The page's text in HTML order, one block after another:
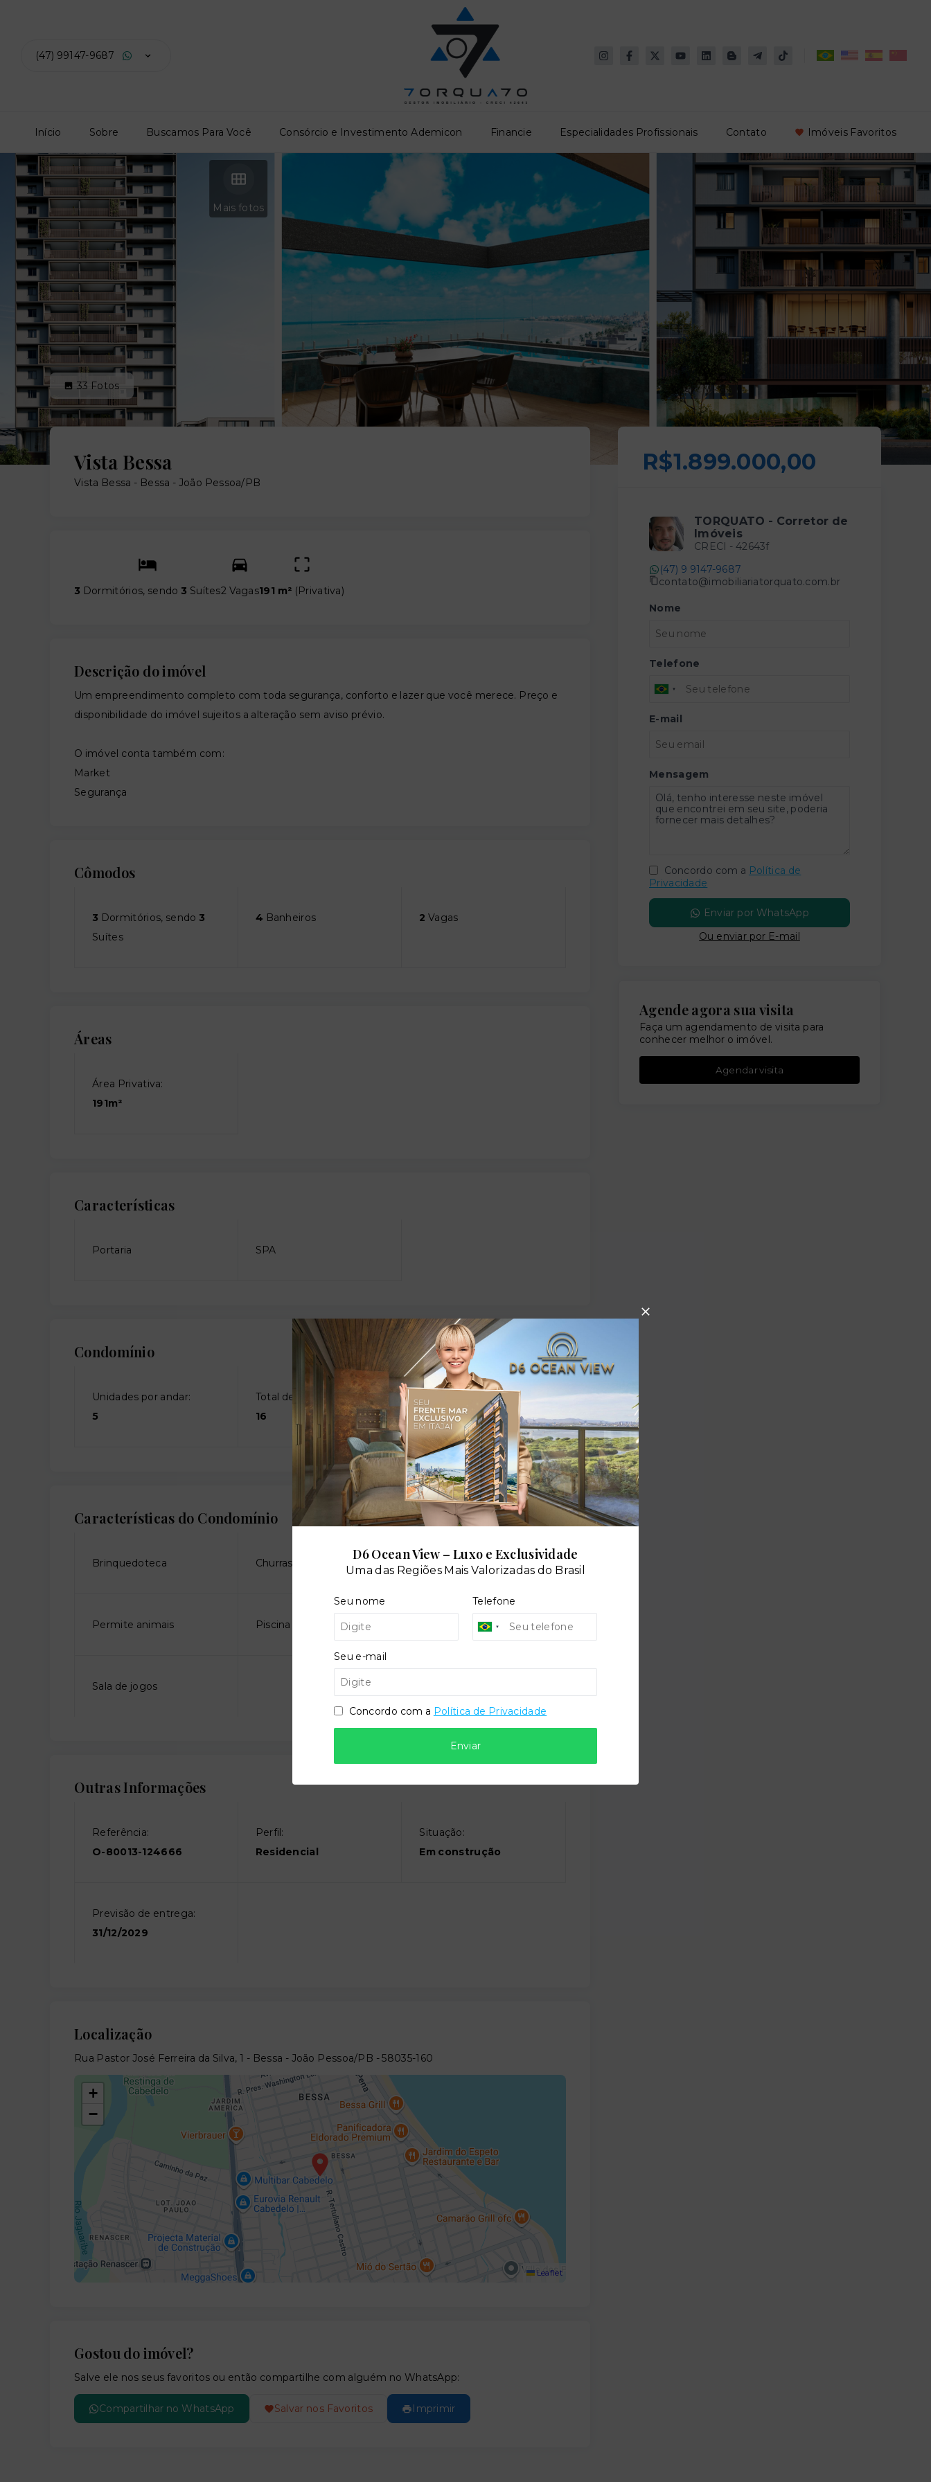
(47) 99147-9687
Início Sobre Buscamos Para Você Consórcio e Investimento Ademicon Financie Especialidades Profissionais Contato Imóveis Favoritos
Mais fotos
33 Fotos
Vista Bessa
Vista Bessa - Bessa - João Pessoa/PB
3 Dormitórios, sendo 3 Suítes2 Vagas191 m² (Privativa)
Descrição do imóvel
Um empreendimento completo com toda segurança, conforto e lazer que você merece. Preço e
disponibilidade do imóvel sujeitos a alteração sem aviso prévio.
O imóvel conta também com:
Market
Segurança
Cômodos
3 Dormitórios, sendo 3
Suítes
4 Banheiros 2 Vagas
Áreas
Área Privativa:
191m²
Características
Portaria SPA
Condomínio
Unidades por andar:
5
Total de andares:
16
Características do Condomínio
Brinquedoteca Churrasqueira Elevador social
Permite animais Piscina adulto
Sala de jogos
Outras Informações
Referência:
O-80013-124666
Perfil:
Residencial
Situação:
Em construção
Previsão de entrega:
31/12/2029
Localização
Rua Pastor José Ferreira da Silva, 1 - Bessa - João Pessoa/PB - 58035-160
+
−
Leaflet
Gostou do imóvel?
Salve ele nos seus favoritos ou então compartilhe com alguém no WhatsApp:
Compartilhar no WhatsApp Salvar nos Favoritos Imprimir
R$1.899.000,00
TORQUATO - Corretor de
Imóveis
CRECI - 42643f
(47) 9 9147-9687
contato@imobiliariatorquato.com.br
Nome
Telefone
E-mail
Mensagem
Concordo com a Política de
Privacidade
Enviar por WhatsApp
Ou enviar por E-mail
Agende agora sua visita
Faça um agendamento de visita para
conhecer melhor o imóvel.
Agendar visita
D6 Ocean View – Luxo e Exclusividade
Uma das Regiões Mais Valorizadas do Brasil
Seu nome Telefone
Seu e-mail
Concordo com a Política de Privacidade
Enviar